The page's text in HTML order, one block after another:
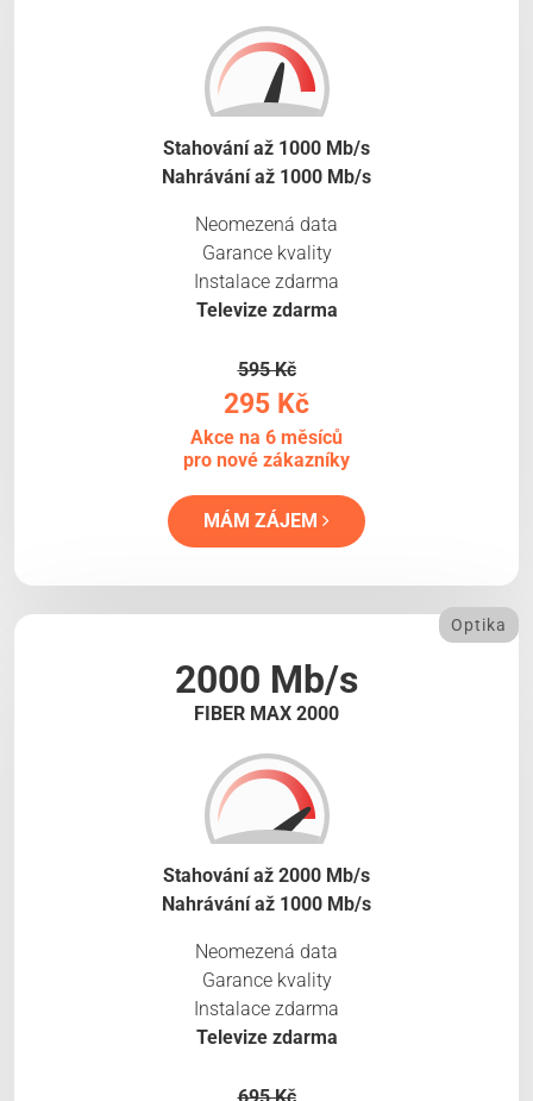
Stahování až 1000 Mb/s
Nahrávání až 1000 Mb/s
Neomezená data
Garance kvality
Instalace zdarma
Televize zdarma
595 Kč
295 Kč
Akce na 6 měsíců
pro nové zákazníky
MÁM ZÁJEM
2000 Mb/s
FIBER MAX 2000
Optika
Stahování až 2000 Mb/s
Nahrávání až 1000 Mb/s
Neomezená data
Garance kvality
Instalace zdarma
Televize zdarma